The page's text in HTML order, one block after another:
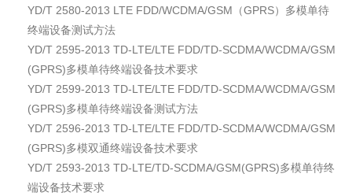
YD/T 2580-2013 LTE FDD/WCDMA/GSM（GPRS）多模单待
终端设备测试方法
YD/T 2595-2013 TD-LTE/LTE FDD/TD-SCDMA/WCDMA/GSM
(GPRS)多模单待终端设备技术要求
YD/T 2599-2013 TD-LTE/LTE FDD/TD-SCDMA/WCDMA/GSM
(GPRS)多模单待终端设备测试方法
YD/T 2596-2013 TD-LTE/LTE FDD/TD-SCDMA/WCDMA/GSM
(GPRS)多模双通终端设备技术要求
YD/T 2593-2013 TD-LTE/TD-SCDMA/GSM(GPRS)多模单待终
端设备技术要求